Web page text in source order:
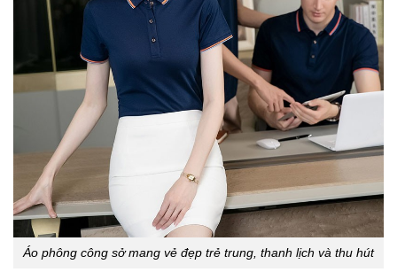
Áo phông công sở mang vẻ đẹp trẻ trung, thanh lịch và thu hút